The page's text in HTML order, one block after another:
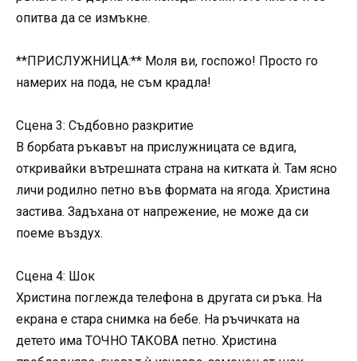
опитва да се измъкне.
**ПРИСЛУЖНИЦА:** Моля ви, госпожо! Просто го
намерих на пода, не съм крадла!
Сцена 3: Съдбовно разкритие
В борбата ръкавът на прислужницата се вдига,
откривайки вътрешната страна на китката ѝ. Там ясно
личи родилно петно във формата на ягода. Христина
застива. Задъхана от напрежение, не може да си
поеме въздух.
Сцена 4: Шок
Христина поглежда телефона в другата си ръка. На
екрана е стара снимка на бебе. На ръчичката на
детето има ТОЧНО ТАКОВА петно. Христина